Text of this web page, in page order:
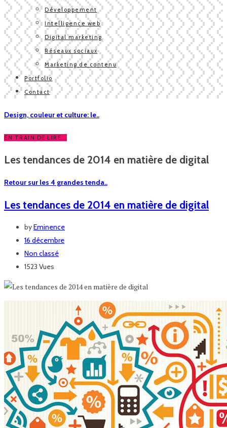
Développement
Intelligence web
Digital marketing
Réseaux sociaux
Marketing de contenu
Portfolio
Contact
Design, couleur et culture: le..
EN TRAIN DE LIRE...
Les tendances de 2014 en matière de digital
Retour sur les 4 grandes tenda..
Les tendances de 2014 en matière de digital
byEminence
16 décembre
Non classé
1523 Vues